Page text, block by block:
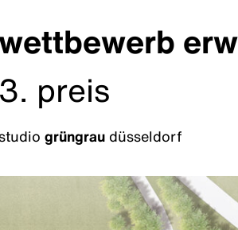
preis
grüngrau düsseldorf